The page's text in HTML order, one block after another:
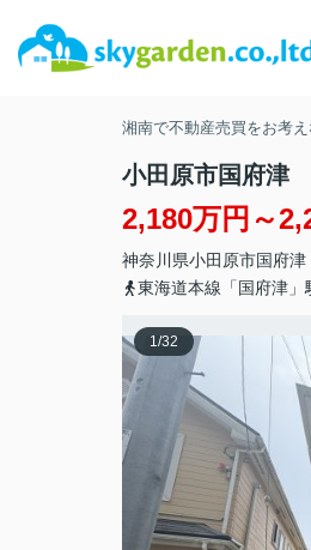
湘南で不動産売買をお考
小田原市国府津
2,180万円～
神奈川県小田原市国府津
東海道本線「国府津」
1/32